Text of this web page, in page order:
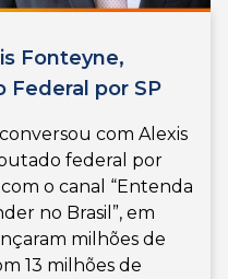
Fonteyne,
Federal por SP
com Alexis
federal por
o canal “Entenda
no Brasil”, em
milhões de
13 milhões de